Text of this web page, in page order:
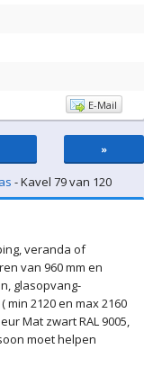
E-Mail
»
- Kavel 79 van 120
veranda of
van 960 mm en
glasopvang-
2120 en max 2160
Mat zwart RAL 9005,
moet helpen